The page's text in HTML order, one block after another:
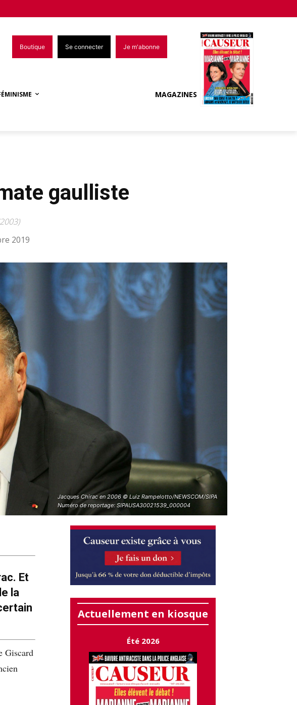
Boutique Se connecter Je m'abonne
MAGAZINES
gaulliste
2019
Jacques Chirac en 2006 © Luiz Rampelotto/NEWSCOM/SIPA
Numéro de reportage: SIPAUSA30021539_000004
Et
la
Giscard
Actuellement en kiosque
Été 2026